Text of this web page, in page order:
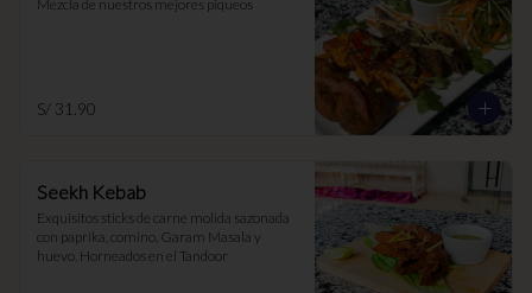
Mezcla de nuestros mejores piqueos
S/ 31.90
Seekh Kebab
Exquisitos sticks de carne molida sazonada
con paprika, comino, Garam Masala y
huevo. Horneados en el Tandoor